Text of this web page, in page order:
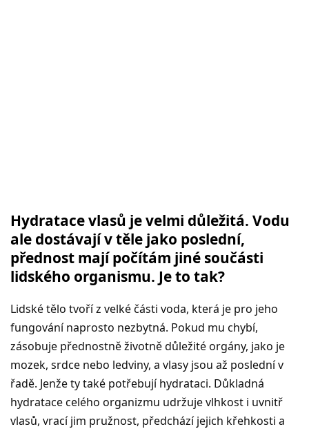
Hydratace vlasů je velmi důležitá. Vodu
ale dostávají v těle jako poslední,
přednost mají počítám jiné součásti
lidského organismu. Je to tak?
Lidské tělo tvoří z velké části voda, která je pro jeho
fungování naprosto nezbytná. Pokud mu chybí,
zásobuje přednostně životně důležité orgány, jako je
mozek, srdce nebo ledviny, a vlasy jsou až poslední v
řadě. Jenže ty také potřebují hydrataci. Důkladná
hydratace celého organizmu udržuje vlhkost i uvnitř
vlasů, vrací jim pružnost, předchází jejich křehkosti a